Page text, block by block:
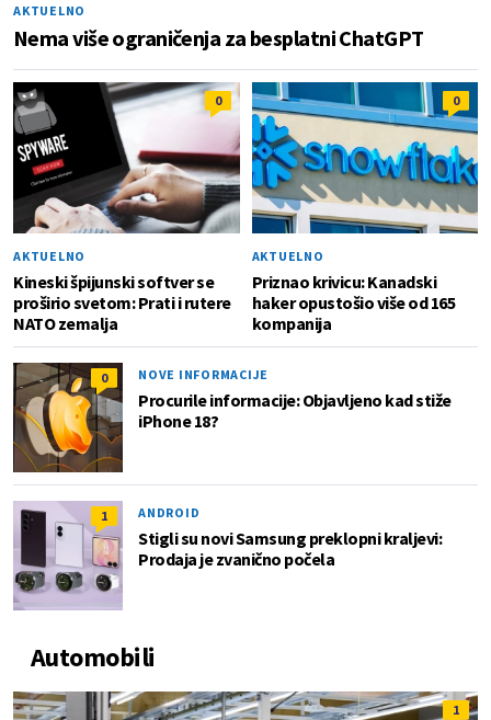
AKTUELNO
Nema više ograničenja za besplatni ChatGPT
0
AKTUELNO
Kineski špijunski softver se
proširio svetom: Prati i rutere
NATO zemalja
0
AKTUELNO
Priznao krivicu: Kanadski
haker opustošio više od 165
kompanija
0 NOVE INFORMACIJE
Procurile informacije: Objavljeno kad stiže
iPhone 18?
1 ANDROID
Stigli su novi Samsung preklopni kraljevi:
Prodaja je zvanično počela
Automobili
1